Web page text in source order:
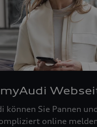
können Sie Pannen
online